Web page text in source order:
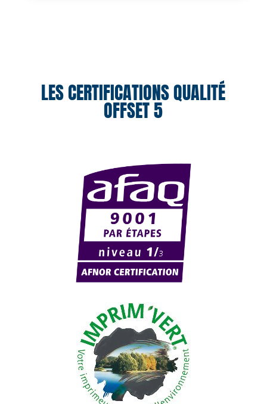
LES CERTIFICATIONS QUALITÉ
OFFSET 5